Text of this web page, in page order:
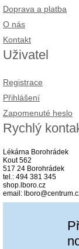
Doprava a platba
O nás
Kontakt
Uživatel
Registrace
Přihlášení
Zapomenuté heslo
Rychlý
Lékárna Borohrádek
Kout 562
517 24 Borohrádek
tel.: 494 381 345
shop.lboro.cz
email: